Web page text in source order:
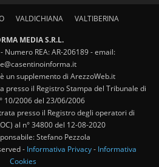
VALDICHIANA VALTIBERINA
MEDIA S.R.L.
Numero REA: AR-206189 - email:
un supplemento di ArezzoWeb.it
presso il Registro Stampa del Tribunale di
10/2006 del 23/06/2006
presso il Registro degli operatori di
al n° 34800 del 12-08-2020
Stefano Pezzola
- Informativa Privacy- Informativa
Cookies